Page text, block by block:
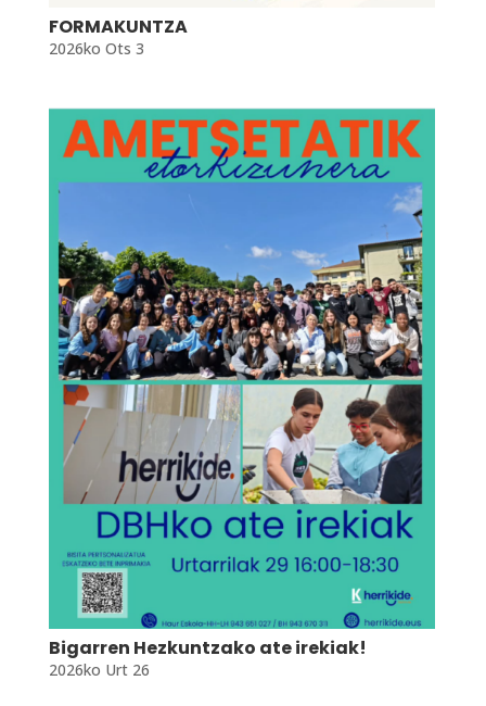
FORMAKUNTZA
2026ko Ots 3
Bigarren Hezkuntzako ate irekiak!
2026ko Urt 26